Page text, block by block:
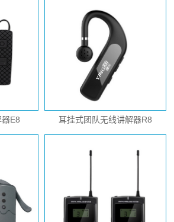
E8 耳挂式团队无线讲解器R8